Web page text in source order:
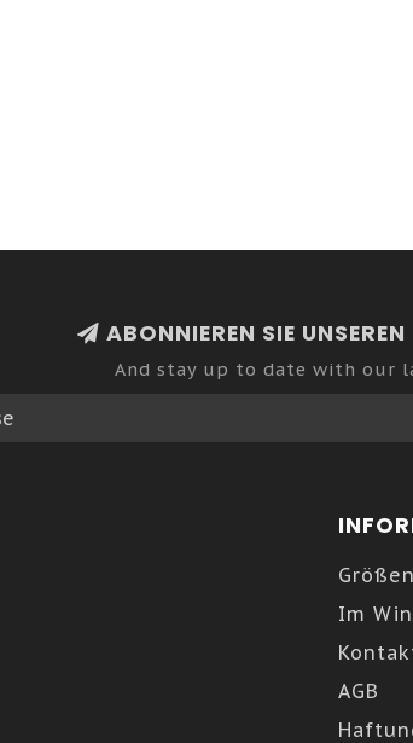
ABONNIEREN SIE
And stay up to date with our
Im
AGB